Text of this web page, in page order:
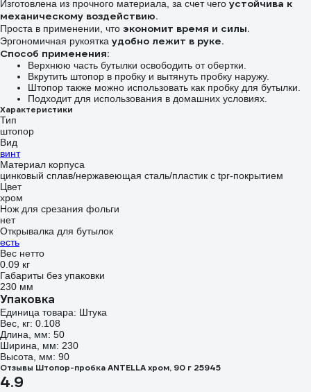
Изготовлена из прочного материала, за счет чего устойчива к
механическому воздействию.
Проста в применении, что экономит время и силы.
Эргономичная рукоятка удобно лежит в руке.
Способ применения:
Верхнюю часть бутылки освободить от обертки.
Вкрутить штопор в пробку и вытянуть пробку наружу.
Штопор также можно использовать как пробку для бутылки.
Подходит для использования в домашних условиях.
Характеристики
Тип
штопор
Вид
винт
Материал корпуса
цинковый сплав/нержавеющая сталь/пластик с tpr-покрытием
Цвет
хром
Нож для срезания фольги
нет
Открывалка для бутылок
есть
Вес нетто
0.09 кг
Габариты без упаковки
230 мм
Упаковка
Единица товара: Штука
Вес, кг: 0.108
Длина, мм: 50
Ширина, мм: 230
Высота, мм: 90
Отзывы Штопор-пробка ANTELLA хром, 90 г 25945
4.9